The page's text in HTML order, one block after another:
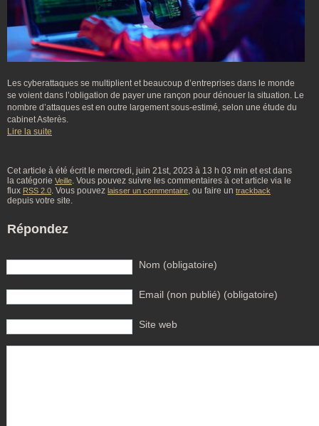
Les cyberattaques se multiplient et beaucoup d’entreprises dans le monde
se voient dans l’obligation de payer une rançon pour dénouer la situation. Le
nombre d’attaques est en outre largement sous-estimé, selon une étude du
cabinet Asterès.
Lire la suite
Cet article à été écrit le mercredi, juin 21st, 2023 à 13 h 03 min et est dans
la catégorie Veille. Vous pouvez suivre les commentaires à cet article via le
flux RSS 2.0. Vous pouvez laisser un commentaire, ou faire un trackback
depuis votre site.
Répondez
Nom (obligatoire)
Email (non publié) (obligatoire)
Site web